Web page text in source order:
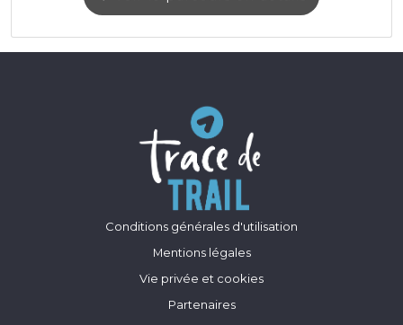
Conditions générales d'utilisation
Mentions légales
Vie privée et cookies
Partenaires